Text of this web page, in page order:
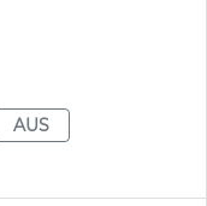
AUS